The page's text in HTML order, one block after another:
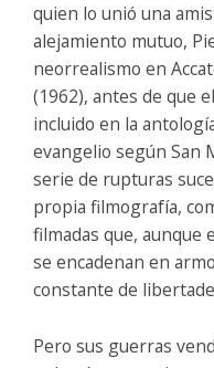
quien lo unió una
alejamiento mutuo,
neorrealismo en
(1962), antes de que
incluido en la
evangelio según San
serie de rupturas
propia filmografía,
filmadas que, aunque
se encadenan en
constante de
Pero sus guerras